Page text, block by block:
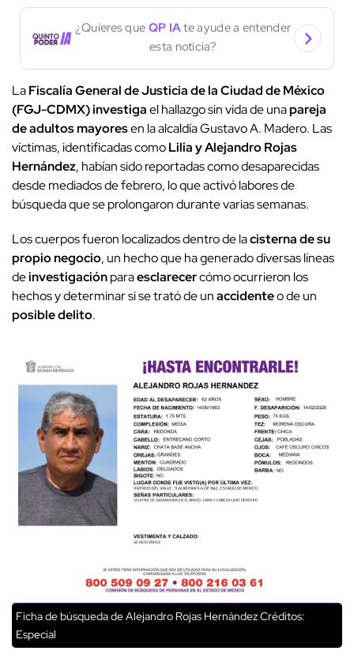
¿Quieres que QP IAte ayude a entender
esta noticia?
LaFiscalía General de Justicia de la Ciudad de México
(FGJ-CDMX)investigael hallazgo sin vida de unapareja
de adultos mayoresen la alcaldía Gustavo A. Madero. Las
víctimas, identificadas comoLilia y Alejandro Rojas
Hernández, habían sido reportadas como desaparecidas
desde mediados de febrero, lo que activó labores de
búsqueda que se prolongaron durante varias semanas.
Los cuerpos fueron localizados dentro de lacisterna de su
propio negocio, un hecho que ha generado diversas líneas
deinvestigaciónparaesclarecercómo ocurrieron los
hechos y determinar si se trató de unaccidenteo de un
posible delito.
Ficha de búsqueda de Alejandro Rojas HernándezCréditos:
Especial